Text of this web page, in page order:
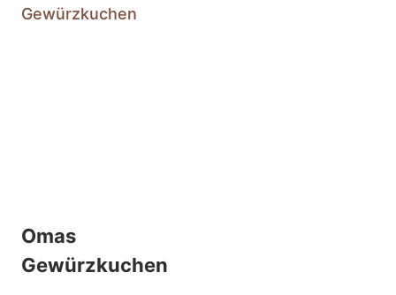
Omas
Gewürzkuchen